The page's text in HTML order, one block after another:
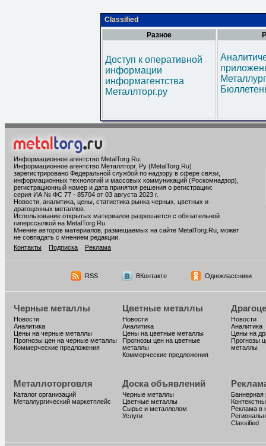
Classified
Разное
Доступ к оперативной
информации
информагентства
Металлторг.ру
Информационное агентство MetalTorg.Ru
Информационное агентство Металлторг. Ру (MetalTorg.Ru)
зарегистрировано Федеральной службой по надзору в сфере связи,
информационных технологий и массовых коммуникаций (Роскомнадзор),
регистрационный номер и дата принятия решения о регистрации:
серия ИА № ФС 77 - 85704 от 03 августа 2023 г.
Новости, аналитика, цены, статистика рынка черных, цветных и
драгоценных металлов.
Использование открытых материалов разрешается с обязательной
гиперссылкой на MetalTorg.Ru
Мнение авторов материалов, размещаемых на сайте MetalTorg.Ru, может
не совпадать с мнением редакции.
Контакты
Подписка Реклама
RSS ВКонтакте Одноклассники
Черные металлы
Новости
Аналитика
Цены на черные металлы
Прогнозы цен на черные металлы
Коммерческие предложения
Цветные металлы
Новости
Аналитика
Цены на цветные металлы
Прогнозы цен на цветные
металлы
Коммерческие предложения
Новости
Аналитика
Цены на
Прогнозы
металлы
Металлоторговля
Каталог организаций
Металлургический маркетплейс
Доска объявлений
Черные металлы
Цветные металлы
Сырье и металлолом
Услуги
Баннерная
Реклама в
Classified